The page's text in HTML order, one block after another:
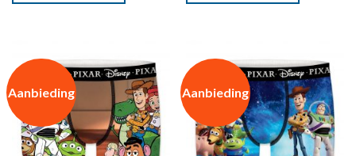
Aanbieding Aanbieding